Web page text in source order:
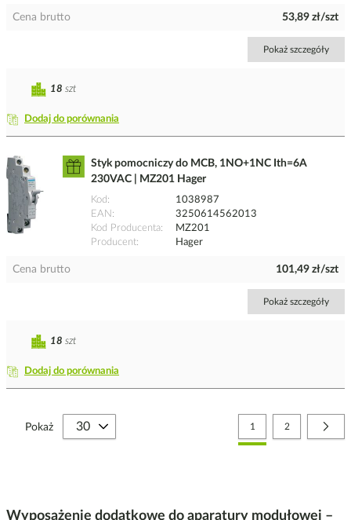
Cena brutto 53,89 zł/szt
Pokaż szczegóły
Dodaj do porównania
18 szt
Styk pomocniczy do MCB, 1NO+1NC Ith=6A
230VAC | MZ201 Hager
Kod
1038987
EAN
3250614562013
Kod Producenta
MZ201
Producent
Hager
Cena brutto 101,49 zł/szt
Pokaż szczegóły
Dodaj do porównania
18 szt
Strona
Aktualnie czytasz stronę
1 Strona
2
Pokaż
Wyposażenie dodatkowe do aparatury modułowej –